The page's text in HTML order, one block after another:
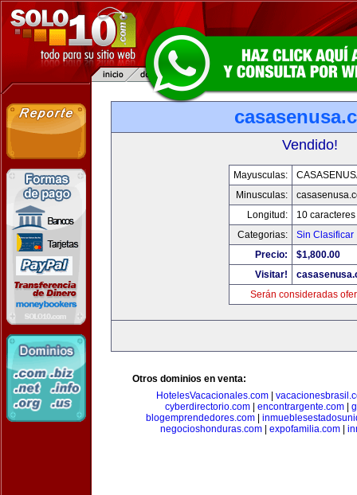
Vendido!
Mayusculas:
Minusculas:
Longitud:
10 caracteres
Categorias:
Sin Clasificar
Precio:
$1,800.00
Visitar!
Serán consideradas
Otros dominios en venta:
HotelesVacacionales.com|
cyberdirectorio.com| encontrargente.com|
blogemprendedores.com
negocioshonduras.com| expofamilia.com|